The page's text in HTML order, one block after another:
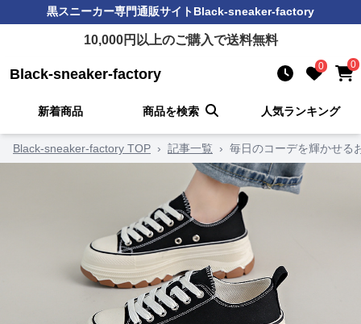
黒スニーカー専門通販サイトBlack-sneaker-factory
10,000円以上のご購入で送料無料
Black-sneaker-factory 0 0
新着商品 商品を検索 人気ランキング
Black-sneaker-factory TOP › 記事一覧 › 毎日のコーデを輝かせる